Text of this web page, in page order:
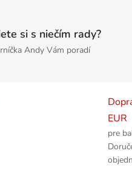
si s niečím rady?
Andy Vám poradí
EUR
pre